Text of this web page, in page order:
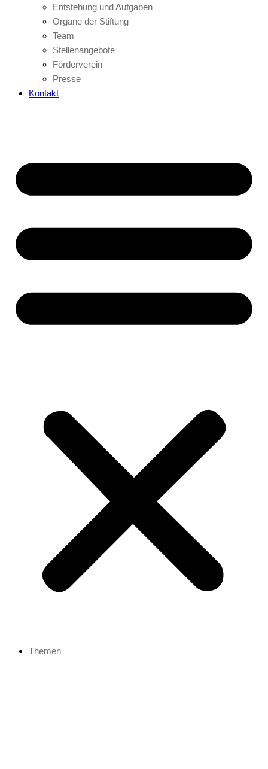
Entstehung und Aufgaben
Organe der Stiftung
Team
Stellenangebote
Förderverein
Presse
Kontakt
Themen